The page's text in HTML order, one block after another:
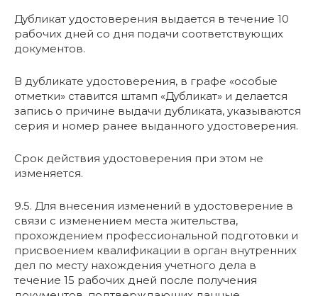
Дубликат удостоверения выдается в течение 10
рабочих дней со дня подачи соответствующих
документов.
В дубликате удостоверения, в графе «особые
отметки» ставится штамп «Дубликат» и делается
запись о причине выдачи дубликата, указываются
серия и номер ранее выданного удостоверения.
Срок действия удостоверения при этом не
изменяется.
9.5. Для внесения изменений в удостоверение в
связи с изменением места жительства,
прохождением профессиональной подготовки и
присвоением квалификации в орган внутренних
дел по месту нахождения учетного дела в
течение 15 рабочих дней после получения